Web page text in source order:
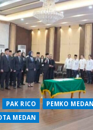
PAK RICO
PEMKO MEDAN
MEDAN